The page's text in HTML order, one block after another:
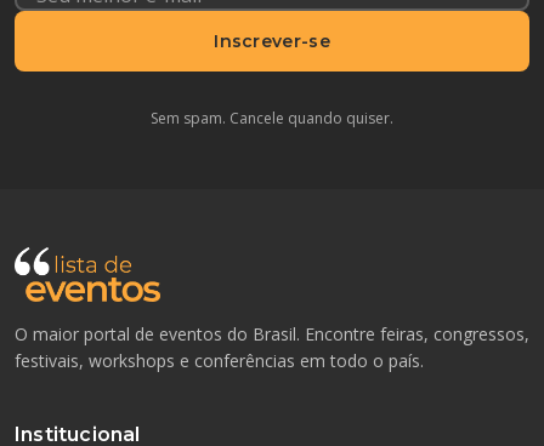
Inscrever-se
Sem spam. Cancele quando quiser.
O maior portal de eventos do Brasil. Encontre feiras, congressos,
festivais, workshops e conferências em todo o país.
Institucional